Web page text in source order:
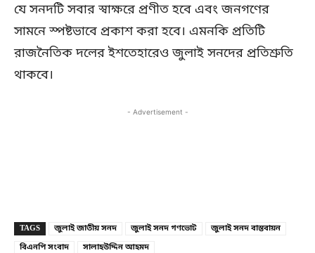
যে সনদটি সবার স্বাক্ষরে প্রণীত হবে এবং জনগণের
সামনে স্পষ্টভাবে প্রকাশ করা হবে। এমনকি প্রতিটি
রাজনৈতিক দলের ইশতেহারেও জুলাই সনদের প্রতিশ্রুতি
থাকবে।
- Advertisement -
TAGS জুলাই জাতীয় সনদ জুলাই সনদ গণভোট
জুলাই সনদ বাস্তবায়ন
বিএনপি সংবাদ
সালাহউদ্দিন আহমদ